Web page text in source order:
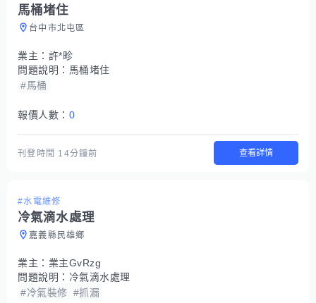
馬桶堵住
台中市北屯區
業主： 許*畛
問題說明： 馬桶堵住
#馬桶
報價人數： 0
刊登時間 14分鐘前 查看詳情
#水電維修
冷氣滴水處理
嘉義縣民雄鄉
業主： 業主GvRzg
問題說明： 冷氣滴水處理
#冷氣裝修 #抓漏